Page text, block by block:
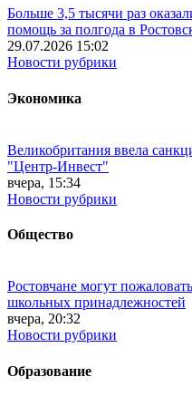
Больше 3,5 тысячи раз
помощь за полгода в
29.07.2026 15:02
Новости рубрики
Экономика
Великобритания ввела
"Центр-Инвест"
вчера, 15:34
Новости рубрики
Общество
Ростовчане могут
школьных принадлежностей
вчера, 20:32
Новости рубрики
Образование